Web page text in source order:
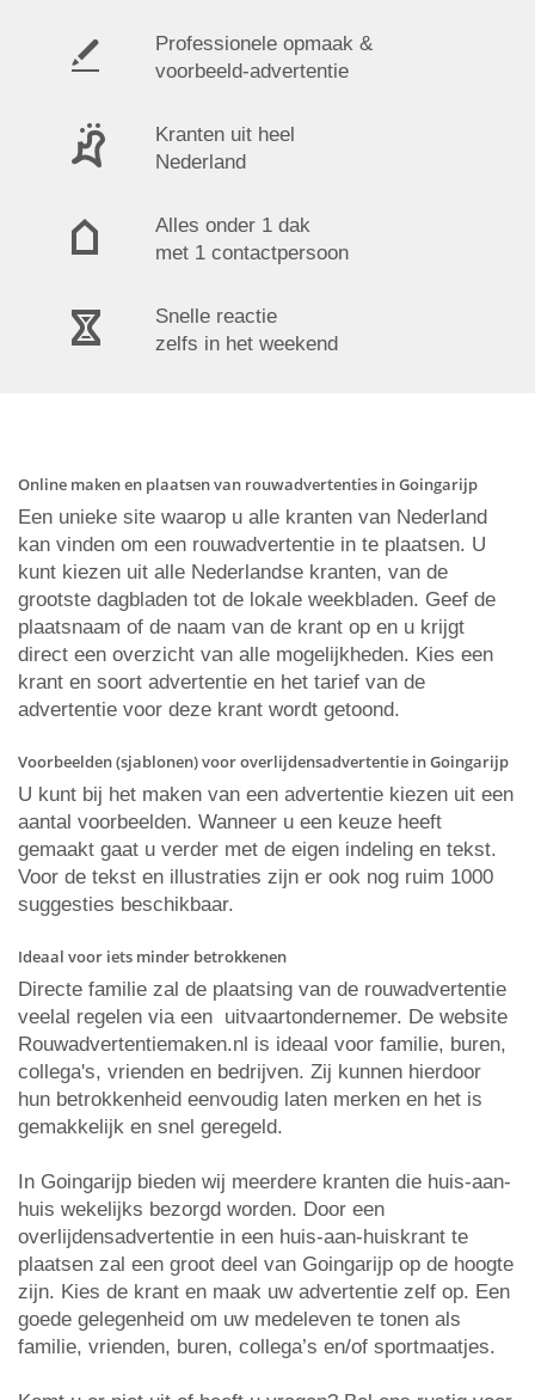
Professionele opmaak &
voorbeeld-advertentie
Kranten uit heel
Nederland
Alles onder 1 dak
met 1 contactpersoon
Snelle reactie
zelfs in het weekend
Online maken en plaatsen van rouwadvertenties in Goingarijp
Een unieke site waarop u alle kranten van Nederland
kan vinden om een rouwadvertentie in te plaatsen. U
kunt kiezen uit alle Nederlandse kranten, van de
grootste dagbladen tot de lokale weekbladen. Geef de
plaatsnaam of de naam van de krant op en u krijgt
direct een overzicht van alle mogelijkheden. Kies een
krant en soort advertentie en het tarief van de
advertentie voor deze krant wordt getoond.
Voorbeelden (sjablonen) voor overlijdensadvertentie in Goingarijp
U kunt bij het maken van een advertentie kiezen uit een
aantal voorbeelden. Wanneer u een keuze heeft
gemaakt gaat u verder met de eigen indeling en tekst.
Voor de tekst en illustraties zijn er ook nog ruim 1000
suggesties beschikbaar.
Ideaal voor iets minder betrokkenen
Directe familie zal de plaatsing van de rouwadvertentie
veelal regelen via een uitvaartondernemer. De website
Rouwadvertentiemaken.nl is ideaal voor familie, buren,
collega's, vrienden en bedrijven. Zij kunnen hierdoor
hun betrokkenheid eenvoudig laten merken en het is
gemakkelijk en snel geregeld.
In Goingarijp bieden wij meerdere kranten die huis-aan-
huis wekelijks bezorgd worden. Door een
overlijdensadvertentie in een huis-aan-huiskrant te
plaatsen zal een groot deel van Goingarijp op de hoogte
zijn. Kies de krant en maak uw advertentie zelf op. Een
goede gelegenheid om uw medeleven te tonen als
familie, vrienden, buren, collega’s en/of sportmaatjes.